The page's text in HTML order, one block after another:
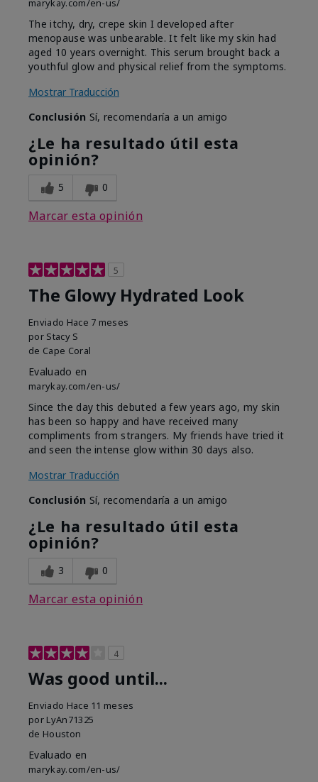
marykay.com/en-us/
The itchy, dry, crepe skin I developed after
menopause was unbearable. It felt like my skin had
aged 10 years overnight. This serum brought back a
youthful glow and physical relief from the symptoms.
Mostrar Traducción
Conclusión Sí, recomendaría a un amigo
¿Le ha resultado útil esta
opinión?
5 0
Marcar esta opinión
5
The Glowy Hydrated Look
Enviado Hace 7 meses
por Stacy S
de Cape Coral
Evaluado en
marykay.com/en-us/
Since the day this debuted a few years ago, my skin
has been so happy and have received many
compliments from strangers. My friends have tried it
and seen the intense glow within 30 days also.
Mostrar Traducción
Conclusión Sí, recomendaría a un amigo
¿Le ha resultado útil esta
opinión?
3 0
Marcar esta opinión
4
Was good until...
Enviado Hace 11 meses
por LyAn71325
de Houston
Evaluado en
marykay.com/en-us/